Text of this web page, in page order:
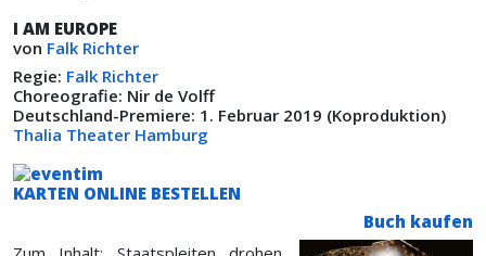
I AM EUROPE
von Falk Richter
Regie: Falk Richter
Choreografie: Nir de Volff
Deutschland-Premiere: 1. Februar 2019 (Koproduktion)
Thalia Theater Hamburg
KARTEN ONLINE BESTELLEN
Buch kaufen